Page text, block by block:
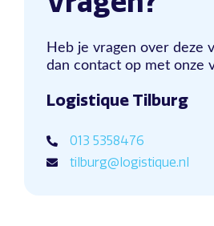
Heb je vragen over deze
dan contact op met onze
Logistique Tilburg
013 5358476
tilburg@logistique.nl